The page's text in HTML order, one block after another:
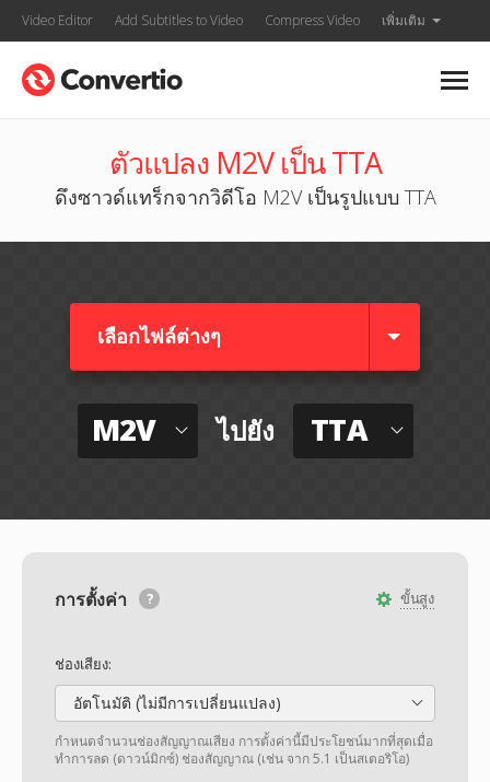
Video Editor Add Subtitles to Video Compress Video เพิ่มเติม
ตัวแปลง M2V เป็น TTA
ดึงซาวด์แทร็กจากวิดีโอ M2V เป็นรูปแบบ TTA
เลือกไฟล์ต่างๆ​
M2V ไปยัง TTA
ขั้นสูง
การตั้งค่า
ช่องเสียง:
อัตโนมัติ (ไม่มีการเปลี่ยนแปลง)
กำหนดจำนวนช่องสัญญาณเสียง การตั้งค่านี้มีประโยชน์มากที่สุดเมื่อ
ทำการลด (ดาวน์มิกซ์) ช่องสัญญาณ (เช่น จาก 5.1 เป็นสเตอริโอ)